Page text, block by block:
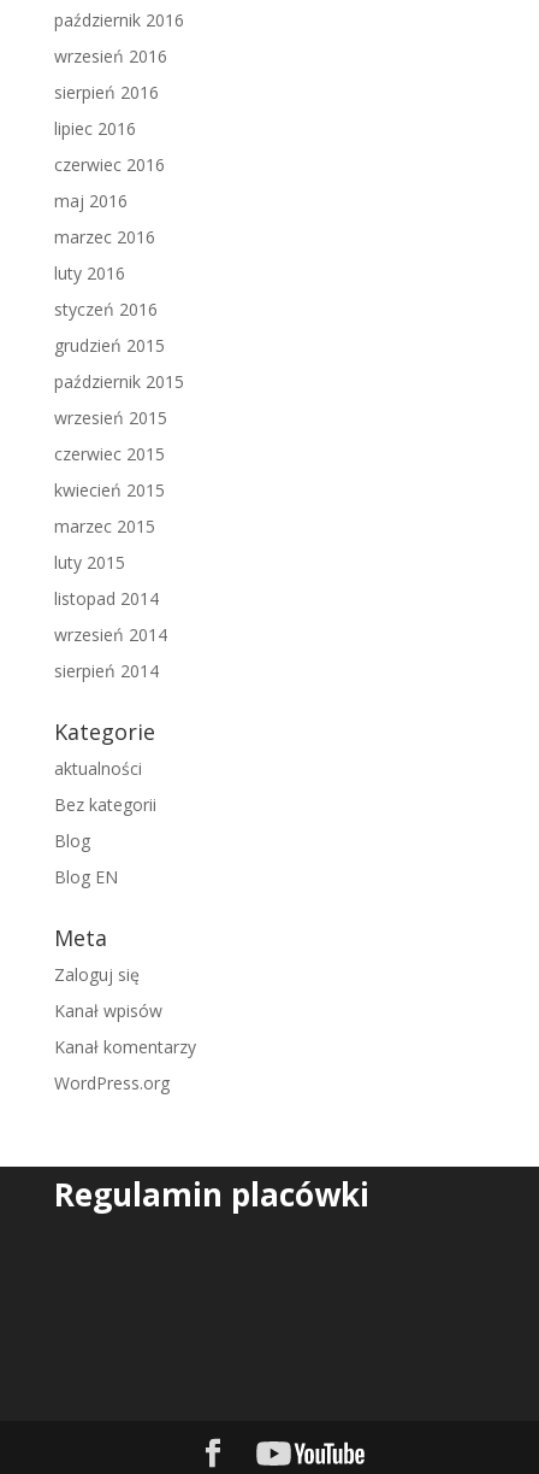
październik 2016
wrzesień 2016
sierpień 2016
lipiec 2016
czerwiec 2016
maj 2016
marzec 2016
luty 2016
styczeń 2016
grudzień 2015
październik 2015
wrzesień 2015
czerwiec 2015
kwiecień 2015
marzec 2015
luty 2015
listopad 2014
wrzesień 2014
sierpień 2014
Kategorie
aktualności
Bez kategorii
Blog
Blog EN
Meta
Zaloguj się
Kanał wpisów
Kanał komentarzy
WordPress.org
Regulamin placówki